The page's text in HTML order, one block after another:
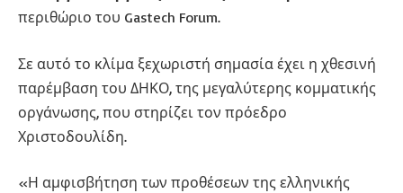
περιθώριο του Gastech Forum.
Σε αυτό το κλίμα ξεχωριστή σημασία έχει η χθεσινή
παρέμβαση του ΔΗΚΟ, της μεγαλύτερης κομματικής
οργάνωσης, που στηρίζει τον πρόεδρο
Χριστοδουλίδη.
«Η αμφισβήτηση των προθέσεων της ελληνικής